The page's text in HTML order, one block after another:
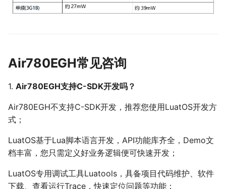
Air780EGH常见咨询
1. Air780EGH支持C-SDK开发吗？
Air780EGH不支持C-SDK开发，推荐您使用LuatOS开发方
式；
LuatOS基于Lua脚本语言开发，API功能库齐全，Demo文
档丰富，您只需定义好业务逻辑便可快速开发；
LuatOS专用调试工具Luatools，具备项目代码维护、软件
下载、查看运行Trace，快速定位问题等功能；